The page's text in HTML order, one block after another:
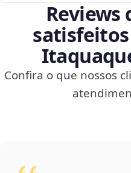
Reviews
Confira o que nossos